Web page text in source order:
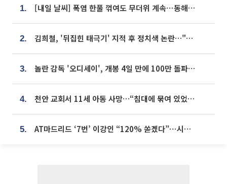
1. [내일 날씨] 폭염 한풀 꺾여도 무더위 계속⋯동해안 이틀 연속 비
2. 김희철, '뒤집힌 태극기' 지적 후 정치색 논란…"좌우 떠나 우리나라 국기"
3. 놀란 감독 '오디세이', 개봉 4일 만에 100만 돌파⋯'왕사남' 보다 빠르다
4. 천안 교회서 11세 아동 사망…“침대에 묶여 있었다” 진술 확보
5. AT마드리드 ‘7번’ 이강인 “120% 쏟겠다”⋯시메오네 감독 “필요한 선수”